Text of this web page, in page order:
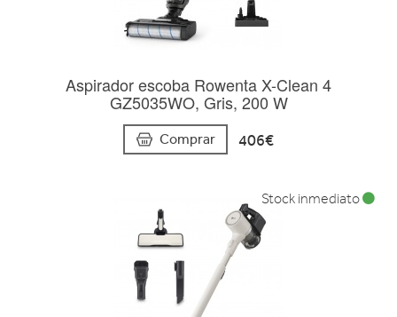
Aspirador escoba Rowenta X-Clean 4
GZ5035WO, Gris, 200 W
Comprar 406€
Stock inmediato